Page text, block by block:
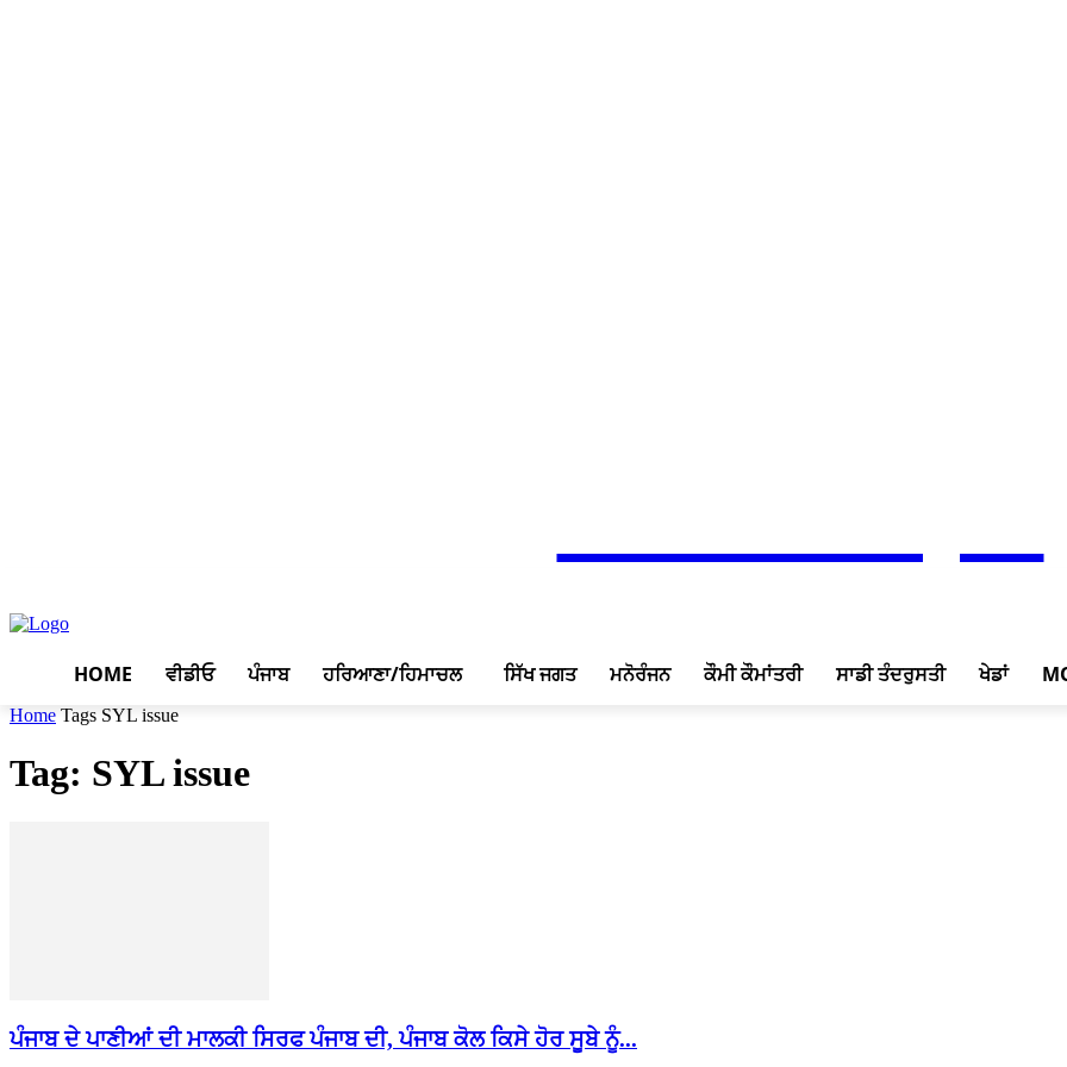
HOME ਵੀਡੀਓ ਪੰਜਾਬ ਹਰਿਆਣਾ/ਹਿਮਾਚਲ ਸਿੱਖ ਜਗਤ ਮਨੋਰੰਜਨ ਕੌਮੀ ਕੌਮਾਂਤਰੀ ਸਾਡੀ ਤੰਦਰੁਸਤੀ ਖੇਡਾਂ
Home Tags SYL issue
Tag: SYL issue
ਪੰਜਾਬ ਦੇ ਪਾਣੀਆਂ ਦੀ ਮਾਲਕੀ ਸਿਰਫ ਪੰਜਾਬ ਦੀ, ਪੰਜਾਬ ਕੋਲ ਕਿਸੇ ਹੋਰ ਸੂਬੇ ਨੂੰ...